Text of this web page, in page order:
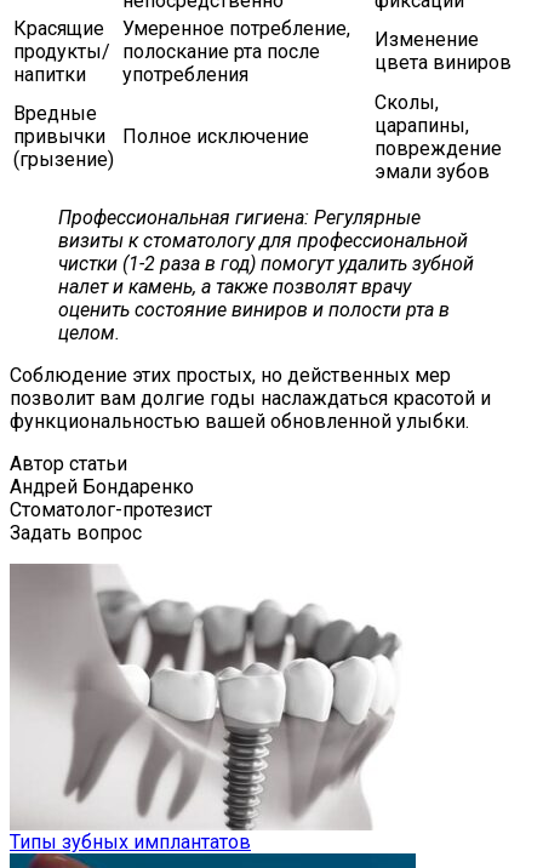
Красящие
продукты/
напитки
Умеренное потребление,
полоскание рта после
употребления
Изменение
цвета виниров
Вредные
привычки
(грызение)
Полное исключение
Сколы,
царапины,
повреждение
эмали зубов
Профессиональная гигиена: Регулярные
визиты к стоматологу для профессиональной
чистки (1-2 раза в год) помогут удалить зубной
налет и камень, а также позволят врачу
оценить состояние виниров и полости рта в
целом.
Соблюдение этих простых, но действенных мер
позволит вам долгие годы наслаждаться красотой и
функциональностью вашей обновленной улыбки.
Автор статьи
Андрей Бондаренко
Стоматолог-протезист
Задать вопрос
Типы зубных имплантатов